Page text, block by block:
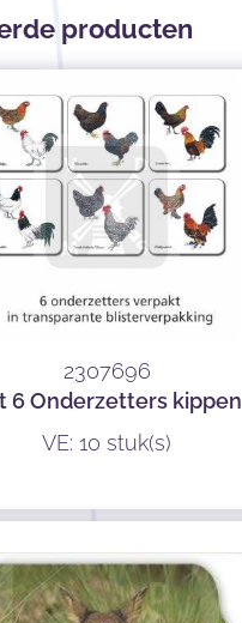
producten
2307696
6 Onderzetters kippen
VE: 10 stuk(s)